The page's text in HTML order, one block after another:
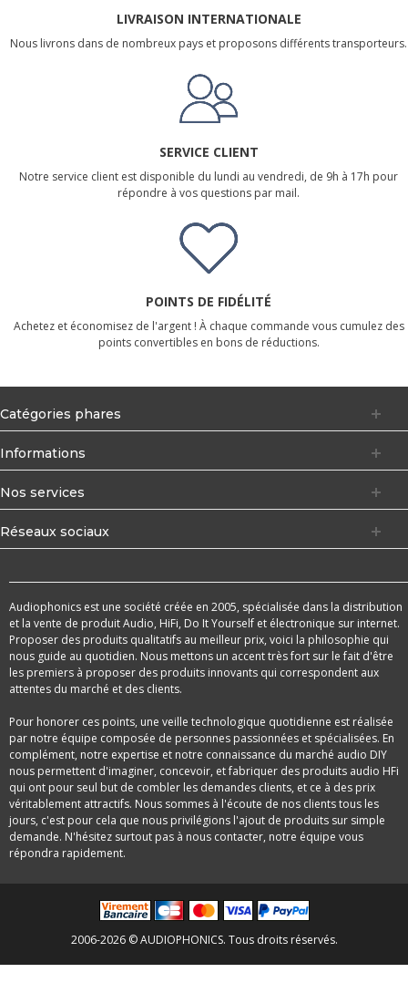
LIVRAISON INTERNATIONALE
Nous livrons dans de nombreux pays et proposons différents transporteurs.
SERVICE CLIENT
Notre service client est disponible du lundi au vendredi, de 9h à 17h pour
répondre à vos questions par mail.
POINTS DE FIDÉLITÉ
Achetez et économisez de l'argent ! À chaque commande vous cumulez des
points convertibles en bons de réductions.
Catégories phares
Informations
Nos services
Réseaux sociaux
Audiophonics est une société créée en 2005, spécialisée dans la distribution
et la vente de produit Audio, HiFi, Do It Yourself et électronique sur internet.
Proposer des produits qualitatifs au meilleur prix, voici la philosophie qui
nous guide au quotidien. Nous mettons un accent très fort sur le fait d'être
les premiers à proposer des produits innovants qui correspondent aux
attentes du marché et des clients.
Pour honorer ces points, une veille technologique quotidienne est réalisée
par notre équipe composée de personnes passionnées et spécialisées. En
complément, notre expertise et notre connaissance du marché audio DIY
nous permettent d'imaginer, concevoir, et fabriquer des produits audio HFi
qui ont pour seul but de combler les demandes clients, et ce à des prix
véritablement attractifs. Nous sommes à l'écoute de nos clients tous les
jours, c'est pour cela que nous privilégions l'ajout de produits sur simple
demande. N'hésitez surtout pas à nous contacter, notre équipe vous
répondra rapidement.
2006-2026 © AUDIOPHONICS. Tous droits réservés.